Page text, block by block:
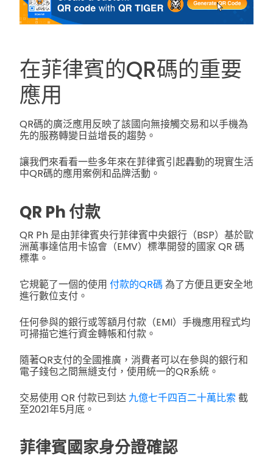
在菲律賓的QR碼的重要
應用
QR碼的廣泛應用反映了該國向無接觸交易和以手機為
先的服務轉變日益增長的趨勢。
讓我們來看看一些多年來在菲律賓引起轟動的現實生活
中QR碼的應用案例和品牌活動。
QR Ph 付款
QR Ph 是由菲律賓央行菲律賓中央銀行（BSP）基於歐
洲萬事達信用卡協會（EMV）標準開發的國家 QR 碼
標準。
它規範了一個的使用 付款的QR碼 為了方便且更安全地
進行數位支付。
任何參與的銀行或等額月付款（EMI）手機應用程式均
可掃描它進行資金轉帳和付款。
隨著QR支付的全國推廣，消費者可以在參與的銀行和
電子錢包之間無縫支付，使用統一的QR系統。
交易使用 QR 付款已到达 九億七千四百二十萬比索 截
至2021年5月底。
菲律賓國家身分證確認